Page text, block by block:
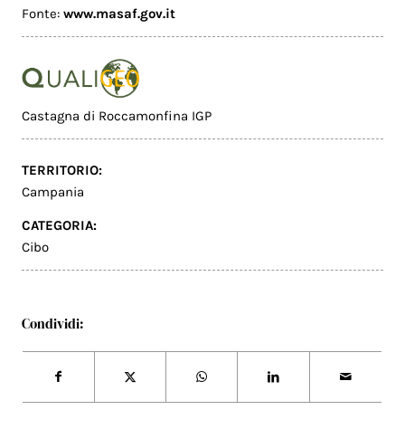
Fonte:www.masaf.gov.it
Castagna di Roccamonfina IGP
TERRITORIO:
Campania
CATEGORIA:
Cibo
Condividi: